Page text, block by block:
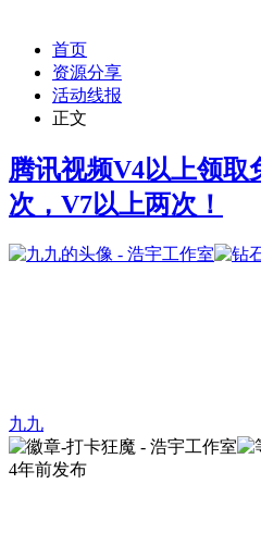
首页
资源分享
活动线报
正文
腾讯视频V4以上领取
次，V7以上两次！
九九
4年前发布